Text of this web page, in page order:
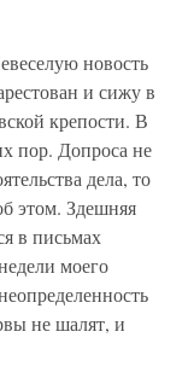
новость
и сижу в
крепости. В
пор. Допроса не
дела, то
этом. Здешняя
в письмах
моего
не шалят, и